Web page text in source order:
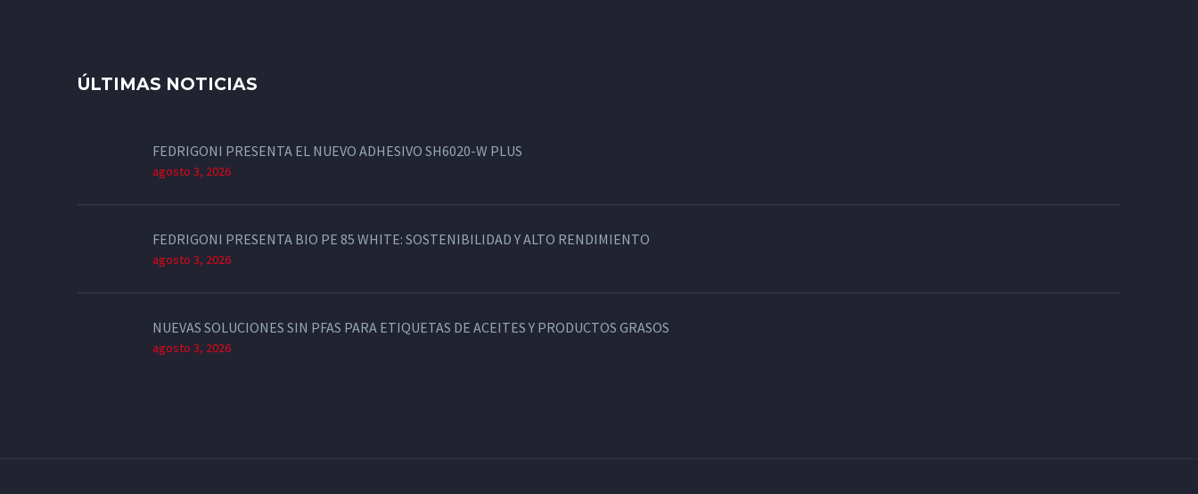
ÚLTIMAS NOTICIAS
FEDRIGONI PRESENTA EL NUEVO ADHESIVO SH6020-W PLUS
agosto 3, 2026
FEDRIGONI PRESENTA BIO PE 85 WHITE: SOSTENIBILIDAD Y ALTO RENDIMIENTO
agosto 3, 2026
NUEVAS SOLUCIONES SIN PFAS PARA ETIQUETAS DE ACEITES Y PRODUCTOS GRASOS
agosto 3, 2026